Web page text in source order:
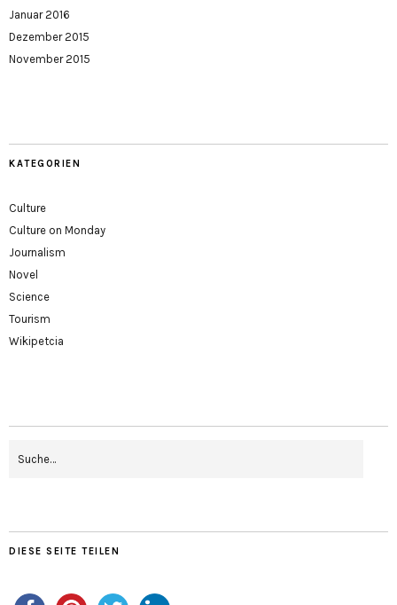
Januar 2016
Dezember 2015
November 2015
KATEGORIEN
Culture
Culture on Monday
Journalism
Novel
Science
Tourism
Wikipetcia
DIESE SEITE TEILEN